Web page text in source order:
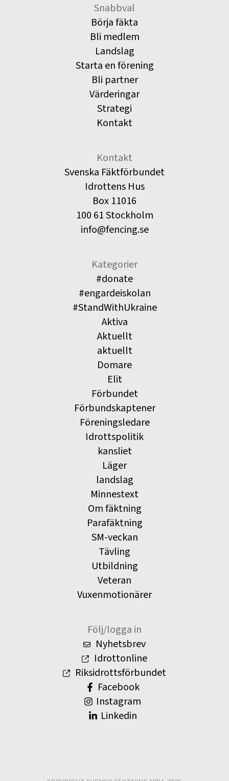
Snabbval
Börja fäkta
Bli medlem
Landslag
Starta en förening
Bli partner
Värderingar
Strategi
Kontakt
Kontakt
Svenska Fäktförbundet
Idrottens Hus
Box 11016
100 61 Stockholm
info@fencing.se
Kategorier
#donate
#engardeiskolan
#StandWithUkraine
Aktiva
Aktuellt
aktuellt
Domare
Elit
Förbundet
Förbundskaptener
Föreningsledare
Idrottspolitik
kansliet
Läger
landslag
Minnestext
Om fäktning
Parafäktning
SM-veckan
Tävling
Utbildning
Veteran
Vuxenmotionärer
Följ/logga in
Nyhetsbrev
Idrottonline
Riksidrottsförbundet
Facebook
Instagram
Linkedin